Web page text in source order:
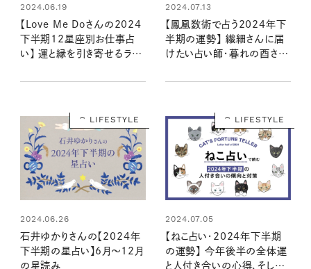
2024.06.19
【Love Me Doさんの2024
下半期12星座別お仕事占
い】 運と縁を引き寄せるラブ
2024.07.13
【鳳凰数術で占う2024年下
半期の運勢】 繊細さんに届
けたい占い師・暮れの酉さん
LIFESTYLE
2024.06.26
石井ゆかりさんの【2024年
下半期の星占い】6月～12月
の星読み
LIFESTYLE
2024.07.05
【ねこ占い・2024年下半期
の運勢】 今年後半の全体運
と人付き合いの心得、そして